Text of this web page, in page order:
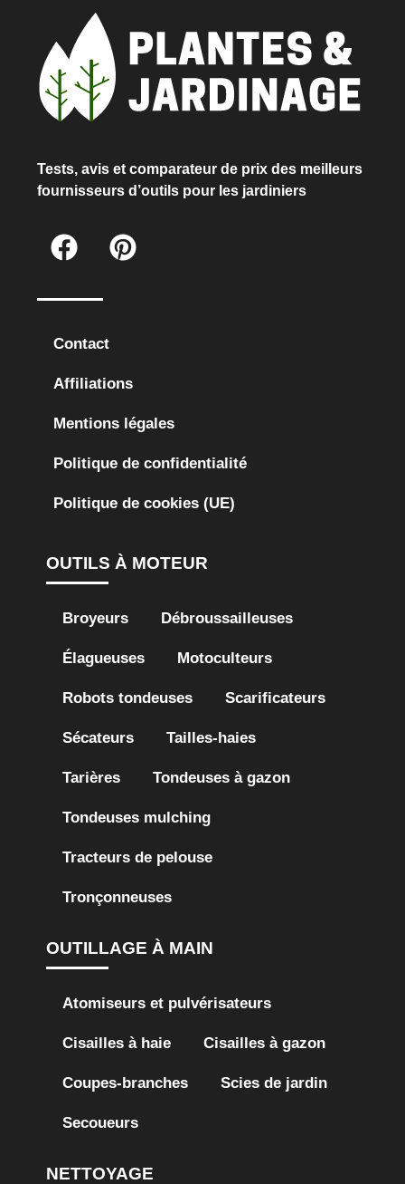
Tests, avis et comparateur de prix des meilleurs
fournisseurs d’outils pour les jardiniers
Contact
Affiliations
Mentions légales
Politique de confidentialité
Politique de cookies (UE)
OUTILS À MOTEUR
Broyeurs Débroussailleuses
Élagueuses Motoculteurs
Robots tondeuses Scarificateurs
Sécateurs Tailles-haies
Tarières Tondeuses à gazon
Tondeuses mulching
Tracteurs de pelouse
Tronçonneuses
OUTILLAGE À MAIN
Atomiseurs et pulvérisateurs
Cisailles à haie Cisailles à gazon
Coupes-branches Scies de jardin
Secoueurs
NETTOYAGE